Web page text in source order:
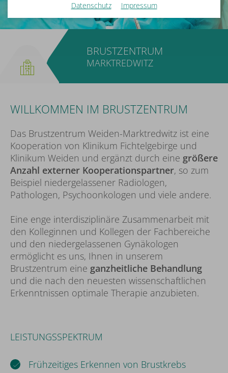
BRUSTZENTRUM
MARKTREDWITZ
WILLKOMMEN IM BRUSTZENTRUM
Das Brustzentrum Weiden-Marktredwitz ist eine
Kooperation von Klinikum Fichtelgebirge und
Klinikum Weiden und ergänzt durch eine größere
Anzahl externer Kooperationspartner, so zum
Beispiel niedergelassener Radiologen,
Pathologen, Psychoonkologen und viele andere.
Eine enge interdisziplinäre Zusammenarbeit mit
den Kolleginnen und Kollegen der Fachbereiche
und den niedergelassenen Gynäkologen
ermöglicht es uns, Ihnen in unserem
Brustzentrum eine ganzheitliche Behandlung
und die nach den neuesten wissenschaftlichen
Erkenntnissen optimale Therapie anzubieten.
LEISTUNGSSPEKTRUM
Frühzeitiges Erkennen von Brustkrebs
Datenschutz Impressum